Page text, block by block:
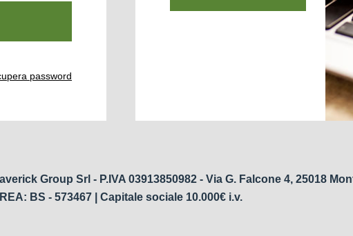
password
Group Srl - P.IVA 03913850982 - Via G. Falcone 4, 25018
REA: BS - 573467 | Capitale sociale 10.000€ i.v.